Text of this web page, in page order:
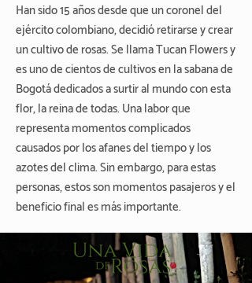
Han sido 15 años desde que un coronel del
ejército colombiano, decidió retirarse y crear
un cultivo de rosas. Se llama Tucan Flowers y
es uno de cientos de cultivos en la sabana de
Bogotá dedicados a surtir al mundo con esta
flor, la reina de todas. Una labor que
representa momentos complicados
causados por los afanes del tiempo y los
azotes del clima. Sin embargo, para estas
personas, estos son momentos pasajeros y el
beneficio final es más importante.